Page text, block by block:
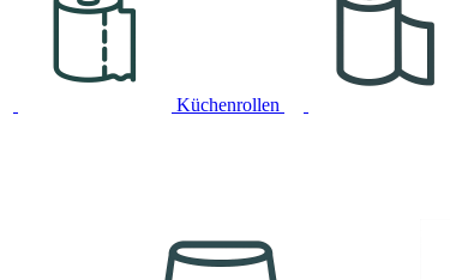
Küchenrollen